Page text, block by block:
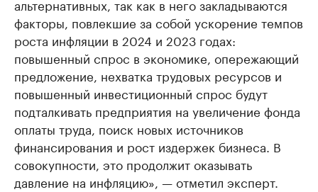
альтернативных, так как в него закладываются
факторы, повлекшие за собой ускорение темпов
роста инфляции в 2024 и 2023 годах:
повышенный спрос в экономике, опережающий
предложение, нехватка трудовых ресурсов и
повышенный инвестиционный спрос будут
подталкивать предприятия на увеличение фонда
оплаты труда, поиск новых источников
финансирования и рост издержек бизнеса. В
совокупности, это продолжит оказывать
давление на инфляцию», — отметил эксперт.